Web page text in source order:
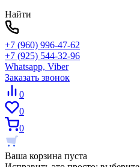
Найти
+7 (960) 996-47-62
+7 (925) 544-32-96
Whatsapp, Viber
Заказать звонок
0
0
0
Ваша корзина пуста